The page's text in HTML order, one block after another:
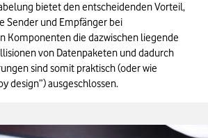
bietet den entscheidenden Vorteil,
Sender und Empfänger bei
Komponenten die dazwischen liegende
von Datenpaketen und dadurch
sind somit praktisch (oder wie
design”) ausgeschlossen.